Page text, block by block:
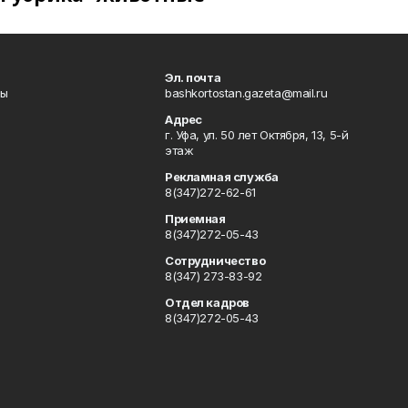
Эл. почта
bashkortostan.gazeta@mail.ru
Адрес
г. Уфа, ул. 50 лет Октября, 13, 5-й
этаж
Рекламная служба
8(347)272-62-61
Приемная
8(347)272-05-43
Сотрудничество
8(347) 273-83-92
Отдел кадров
8(347)272-05-43